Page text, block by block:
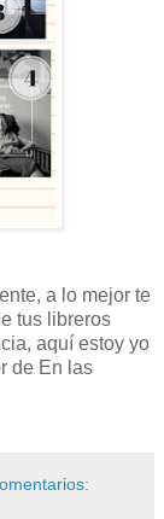
a lo mejor te
tus libreros
aquí estoy yo
de En las